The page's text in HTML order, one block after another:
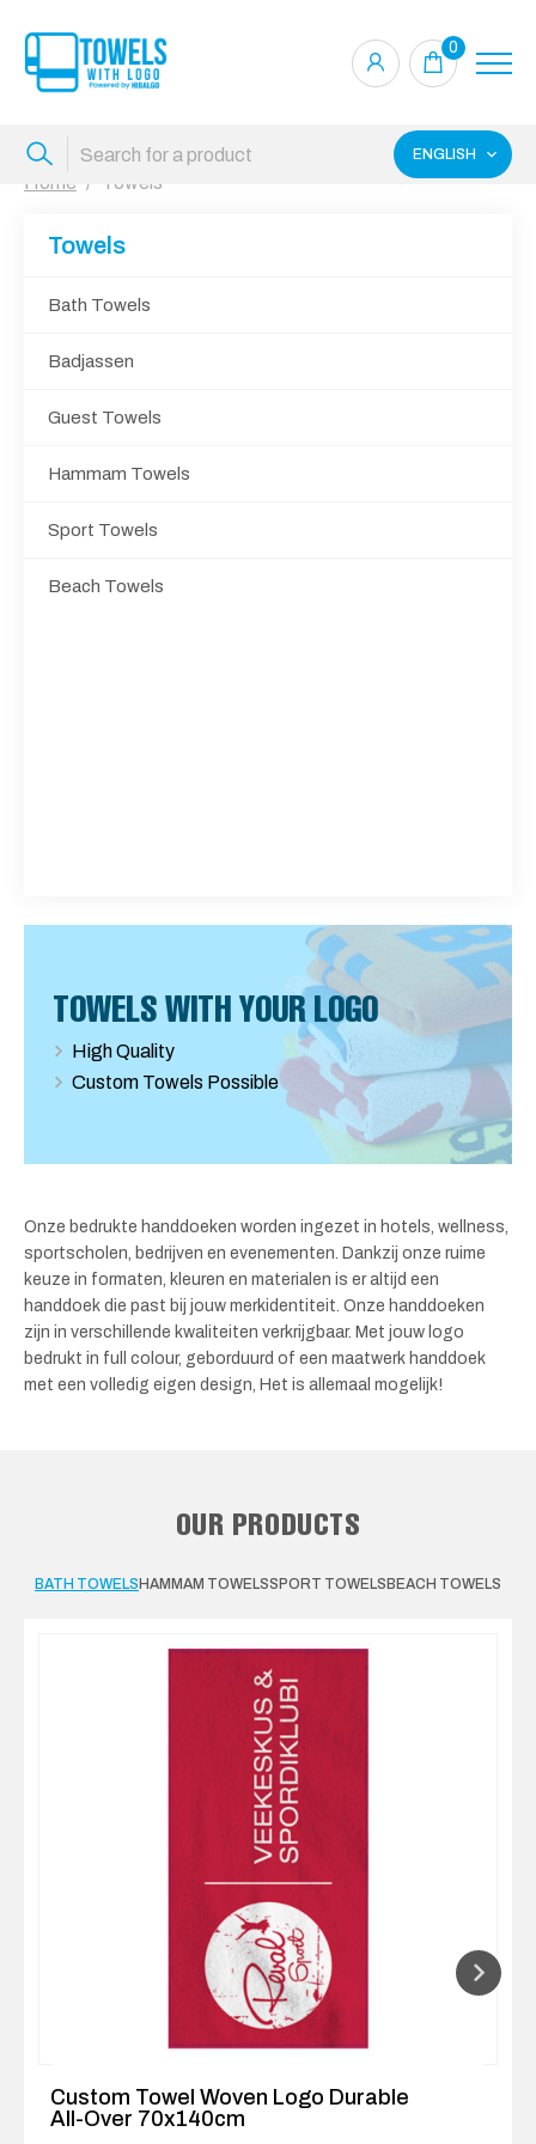
0
ENGLISH
Home Towels
Towels
Bath Towels
Badjassen
Guest Towels
Hammam Towels
Sport Towels
Beach Towels
TOWELS WITH YOUR LOGO
High Quality
Custom Towels Possible
Onze bedrukte handdoeken worden ingezet in hotels, wellness,
sportscholen, bedrijven en evenementen. Dankzij onze ruime
keuze in formaten, kleuren en materialen is er altijd een
handdoek die past bij jouw merkidentiteit. Onze handdoeken
zijn in verschillende kwaliteiten verkrijgbaar. Met jouw logo
bedrukt in full colour, geborduurd of een maatwerk handdoek
met een volledig eigen design, Het is allemaal mogelijk!
OUR PRODUCTS
BATH TOWELSHAMMAM TOWELSSPORT TOWELSBEACH TOWELS
Custom Towel Woven Logo Durable
All-Over 70x140cm